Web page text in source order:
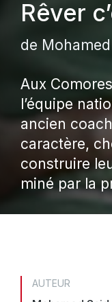
Rêver
de
Aux
l’équipe
ancien
caractère,
construire
miné par la
AUTEUR